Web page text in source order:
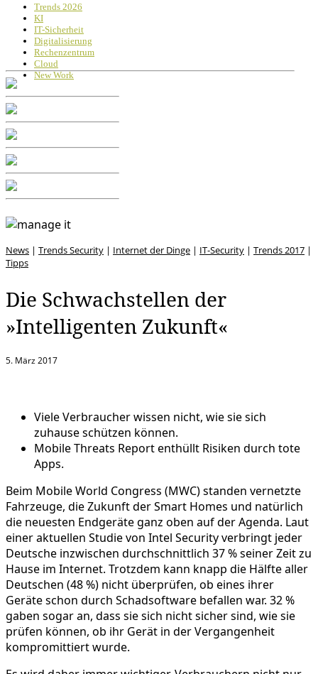
Trends 2026
KI
IT-Sicherheit
Digitalisierung
Rechenzentrum
Cloud
New Work
News | Trends Security | Internet der Dinge | IT-Security | Trends 2017 |
Tipps
Die Schwachstellen der
»Intelligenten Zukunft«
5. März 2017
Viele Verbraucher wissen nicht, wie sie sich
zuhause schützen können.
Mobile Threats Report enthüllt Risiken durch tote
Apps.
Beim Mobile World Congress (MWC) standen vernetzte
Fahrzeuge, die Zukunft der Smart Homes und natürlich
die neuesten Endgeräte ganz oben auf der Agenda. Laut
einer aktuellen Studie von Intel Security verbringt jeder
Deutsche inzwischen durchschnittlich 37 % seiner Zeit zu
Hause im Internet. Trotzdem kann knapp die Hälfte aller
Deutschen (48 %) nicht überprüfen, ob eines ihrer
Geräte schon durch Schadsoftware befallen war. 32 %
gaben sogar an, dass sie sich nicht sicher sind, wie sie
prüfen können, ob ihr Gerät in der Vergangenheit
kompromittiert wurde.